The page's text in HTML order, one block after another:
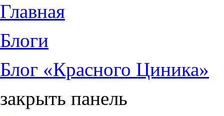
Главная
Блоги
Блог «Красного Циника»
закрыть панель